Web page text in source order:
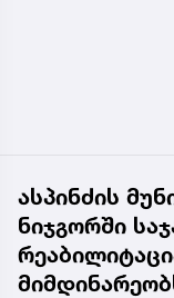
ასპინძის
ნიჯგორში